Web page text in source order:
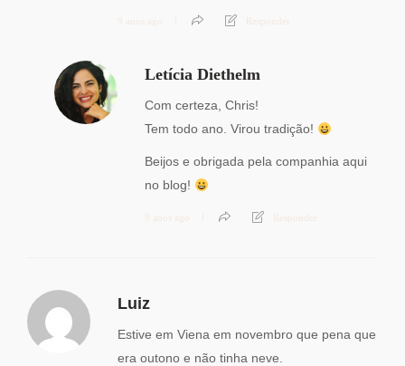
9 anos ago Responder
Letícia Diethelm
Com certeza, Chris!
Tem todo ano. Virou tradição!
Beijos e obrigada pela companhia aqui
no blog!
9 anos ago Responder
Luiz
Estive em Viena em novembro que pena que
era outono e não tinha neve.